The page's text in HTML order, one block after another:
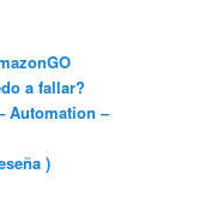
a fallar?
Automation –
)